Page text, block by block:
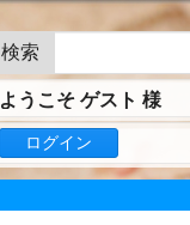
検索
ようこそ ゲスト 様
ログイン